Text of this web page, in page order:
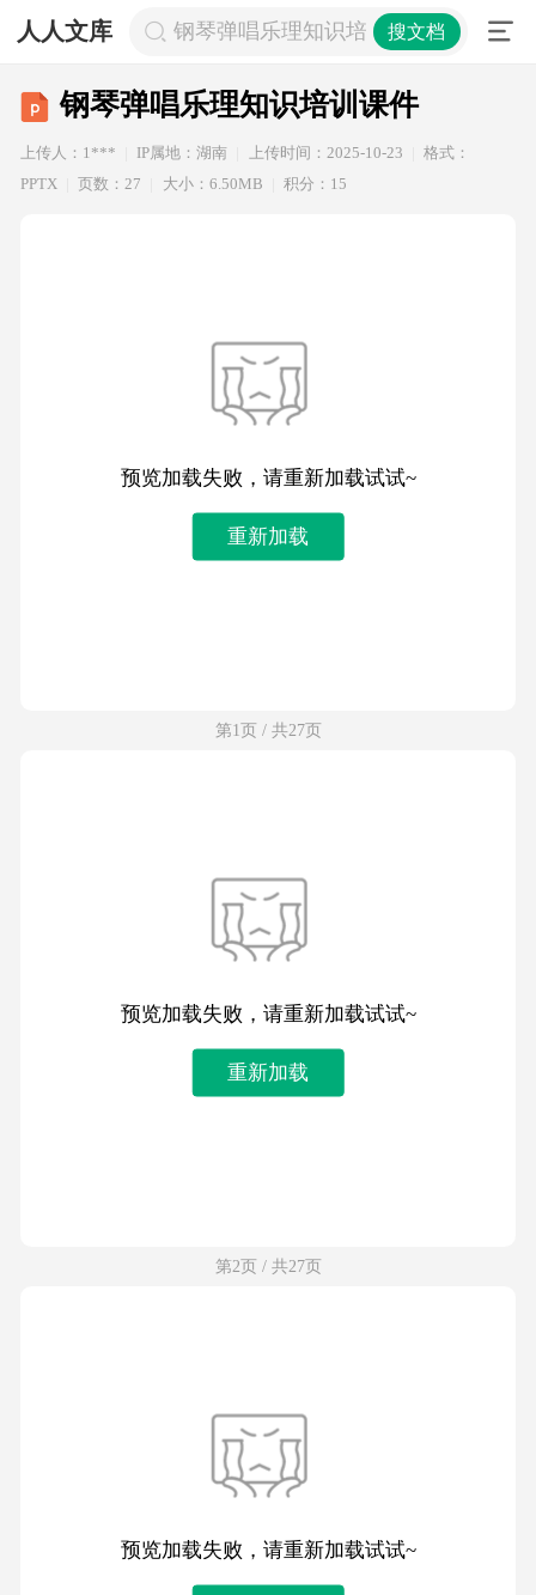
人人文库 钢琴弹唱乐理知识培训课件
搜文档
钢琴弹唱乐理知识培训课件
上传人：1*** IP属地：湖南 上传时间：2025-10-23
格式：
PPTX
页数：27 大小：6.50MB 积分：15
预览加载失败，请重新加载试试~
重新加载
第1页 / 共27页
预览加载失败，请重新加载试试~
重新加载
第2页 / 共27页
预览加载失败，请重新加载试试~